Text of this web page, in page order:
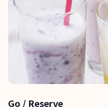
Go / Reserve